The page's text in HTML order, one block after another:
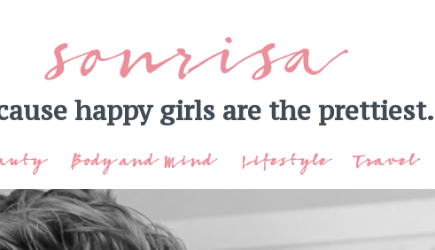
sonrisa
happy girls are the prettiest.
Body and Mind Lifestyle Travel